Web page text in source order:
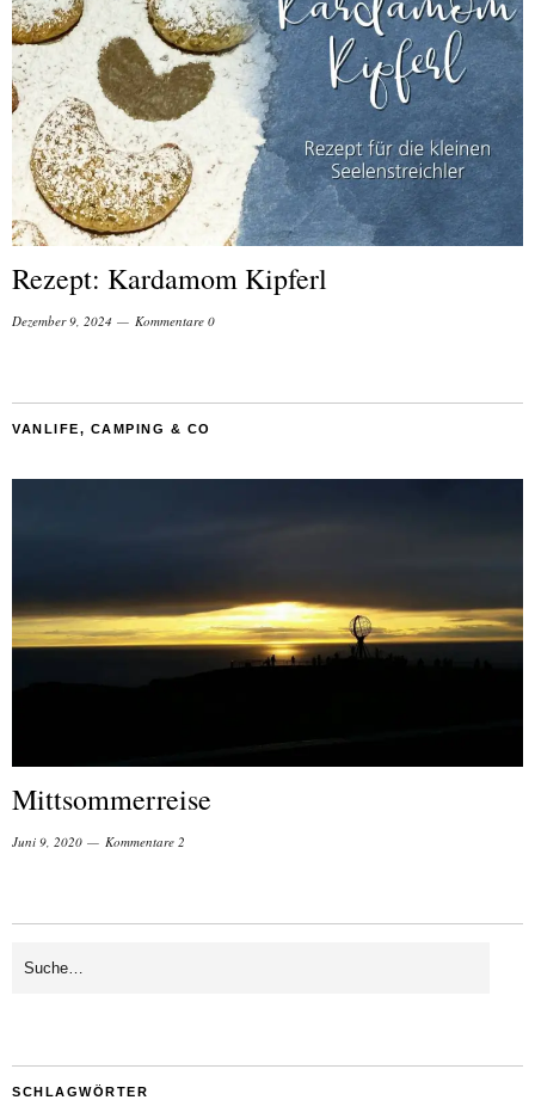
Rezept: Kardamom Kipferl
Dezember 9, 2024 Kommentare 0
VANLIFE, CAMPING & CO
Mittsommerreise
Juni 9, 2020 Kommentare 2
SCHLAGWÖRTER